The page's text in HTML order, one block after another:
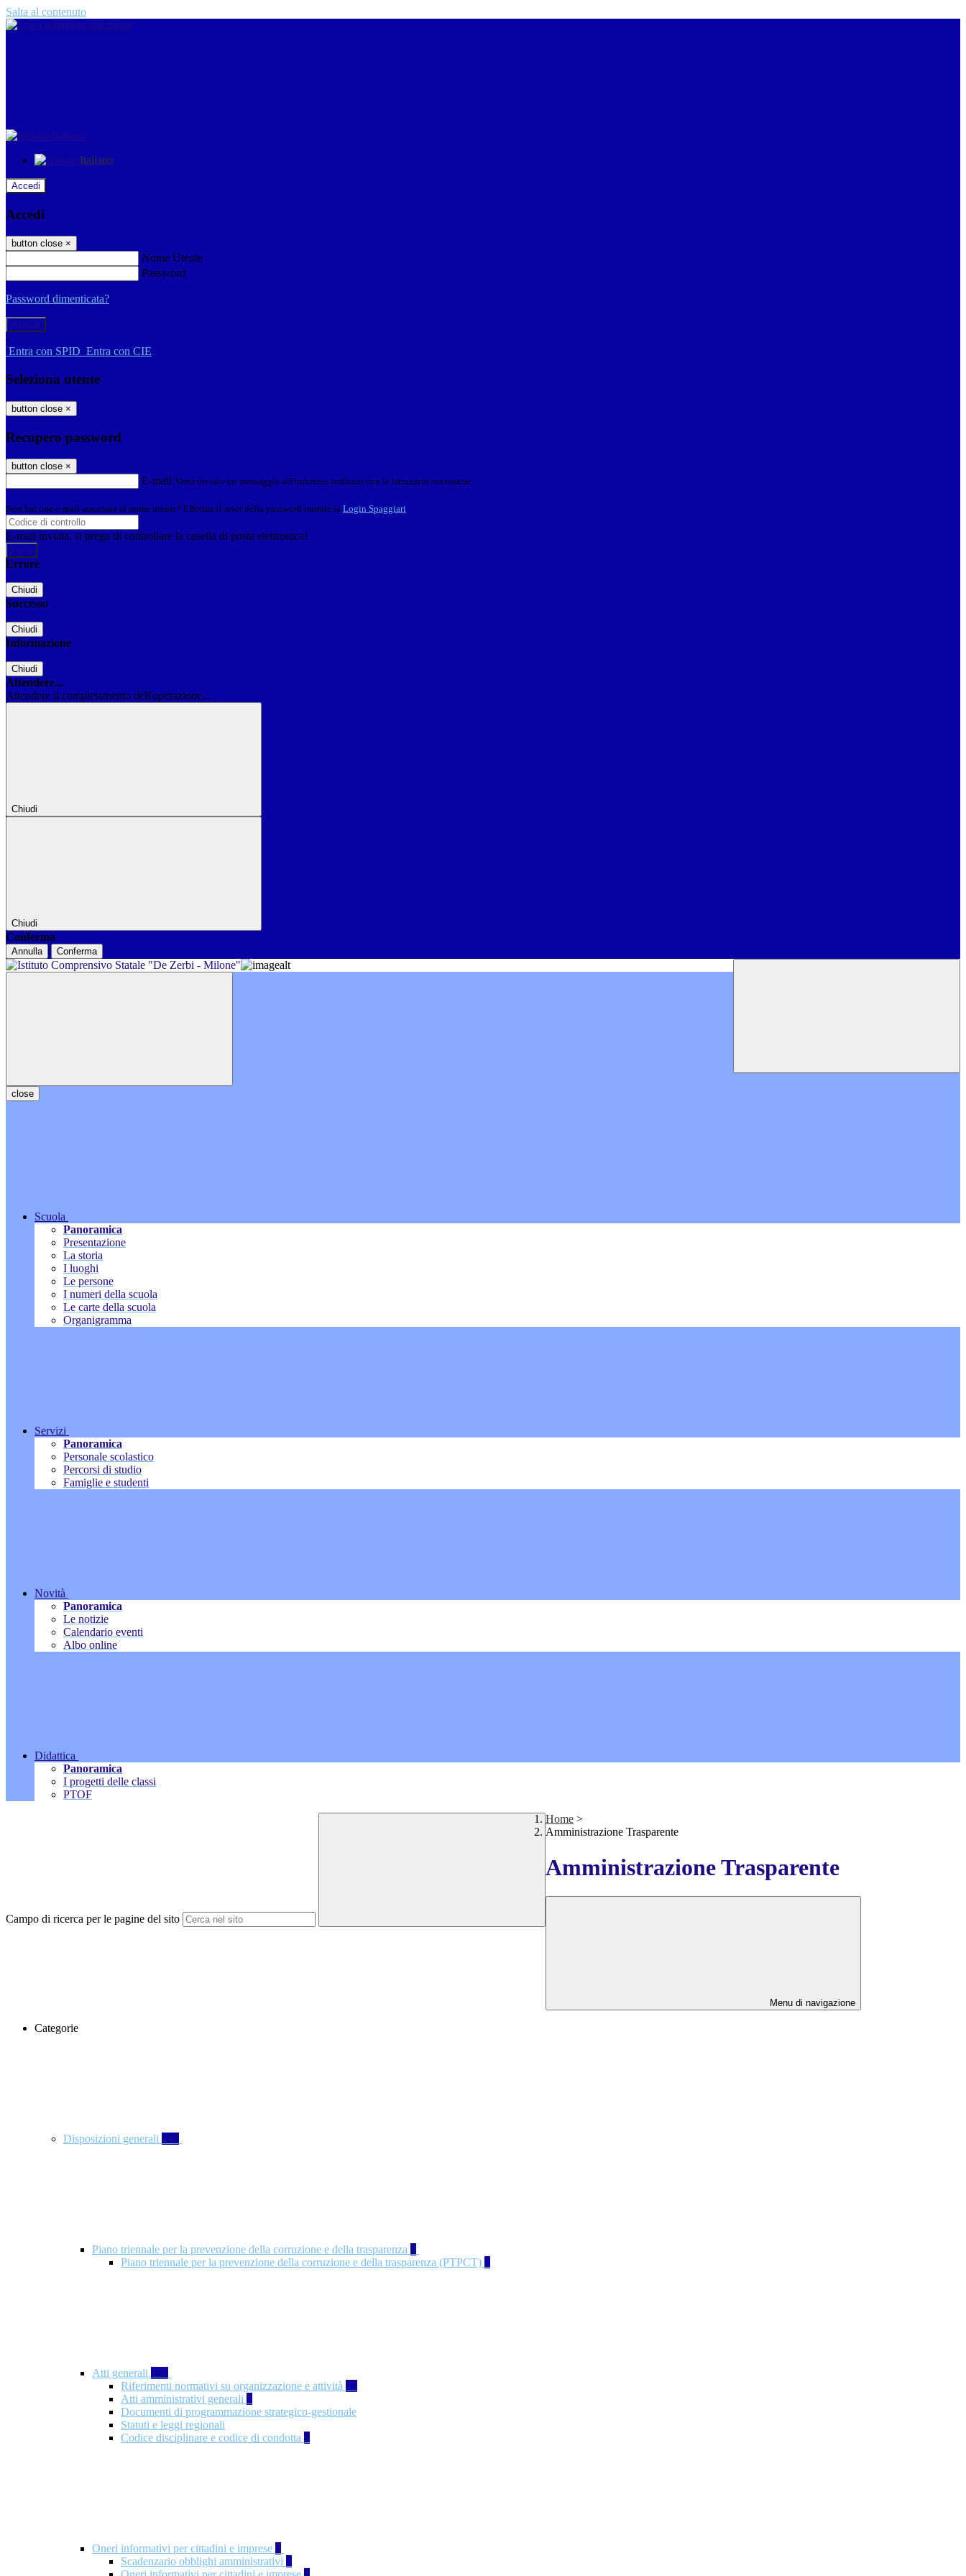
Salta al contenuto
Italiano
Italiano
Accedi
Accedi
button close ×
Nome Utente
Password
Password dimenticata?
-
Entra con SPID Entra con CIE
Seleziona utente
button close ×
Recupero password
button close ×
E-mail Verrà inviato un messaggio all'indirizzo indicato con le istruzioni necessarie.
Non hai una e-mail associata al nome utente? Effettua il reset della password tramite la Login Spaggiari
E-mail inviata, si prega di controllare la casella di posta elettronica!
Errore
Chiudi
Successo
Chiudi
Informazione
Chiudi
Attendere...
Attendere il completamento dell'operazione...
Chiudi
Chiudi
Conferma
Annulla Conferma
close
Scuola
Panoramica
Presentazione
La storia
I luoghi
Le persone
I numeri della scuola
Le carte della scuola
Organigramma
Servizi
Panoramica
Personale scolastico
Percorsi di studio
Famiglie e studenti
Novità
Panoramica
Le notizie
Calendario eventi
Albo online
Didattica
Panoramica
I progetti delle classi
PTOF
Campo di ricerca per le pagine del sito
Home >
Amministrazione Trasparente
Amministrazione Trasparente
Menu di navigazione
Categorie
Disposizioni generali 140
Piano triennale per la prevenzione della corruzione e della trasparenza 4
Piano triennale per la prevenzione della corruzione e della trasparenza (PTPCT) 2
Atti generali 126
Riferimenti normativi su organizzazione e attività 77
Atti amministrativi generali 3
Documenti di programmazione strategico-gestionale
Statuti e leggi regionali
Codice disciplinare e codice di condotta 1
Oneri informativi per cittadini e imprese 8
Scadenzario obblighi amministrativi 1